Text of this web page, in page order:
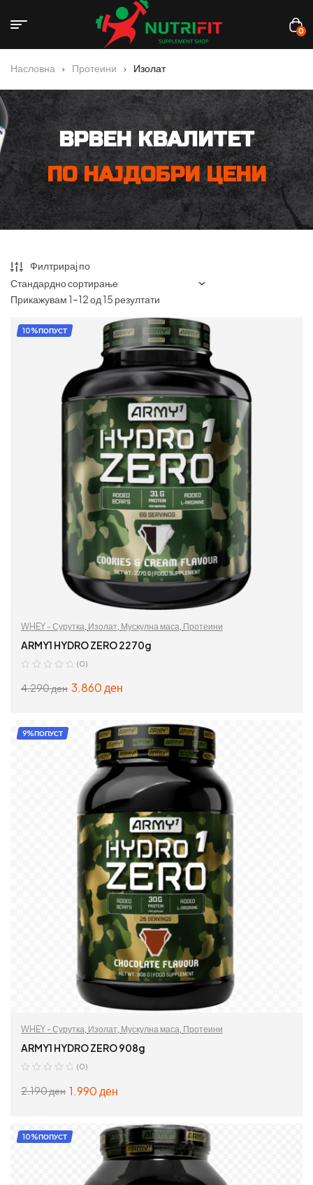
0
Насловна Протеини Изолат
ВРВЕН КВАЛИТЕТ
ПО НАЈДОБРИ ЦЕНИ
Филтрирај по
Прикажувам 1–12 од 15 резултати
10%ПОПУСТ
WHEY - Сурутка Изолат Мускулна маса Протеини
ARMY1 HYDRO ZERO 2270g
(0)
4.290ден 3.860 ден
ИЗБЕРИ ОПЦИИ
9%ПОПУСТ
WHEY - Сурутка, Изолат, Мускулна маса, Протеини
ARMY1 HYDRO ZERO 908g
(0)
2.190ден 1.990 ден
ИЗБЕРИ ОПЦИИ
10%ПОПУСТ